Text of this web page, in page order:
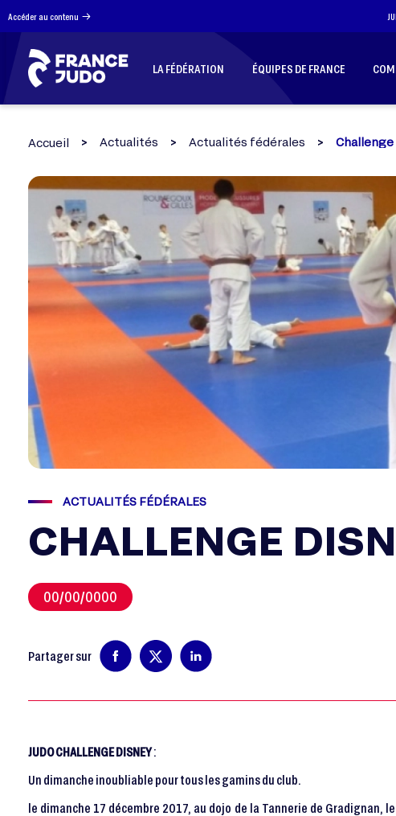
Accéder au contenu
LA FÉDÉRATION ÉQUIPES DE FRANCE
Accueil Actualités Actualités fédérales
ACTUALITÉS FÉDÉRALES
CHALLENGE
00/00/0000
Partager sur
JUDO CHALLENGE DISNEY:
Un dimanche inoubliable pour tous les gamins du club.
le dimanche 17 décembre 2017, au dojo de la Tannerie de Gradignan,
Panneau de gestion des cookies